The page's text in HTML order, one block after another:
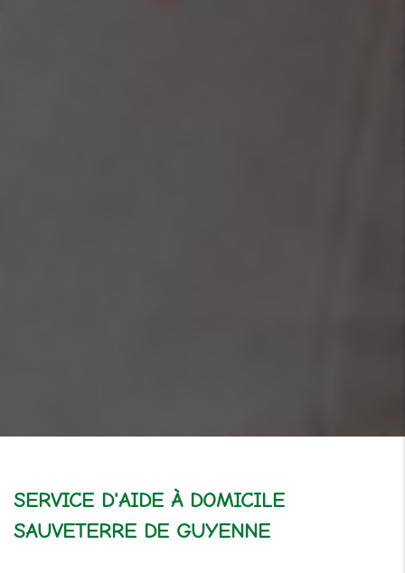
SERVICE D'AIDE À DOMICILE
SAUVETERRE DE GUYENNE